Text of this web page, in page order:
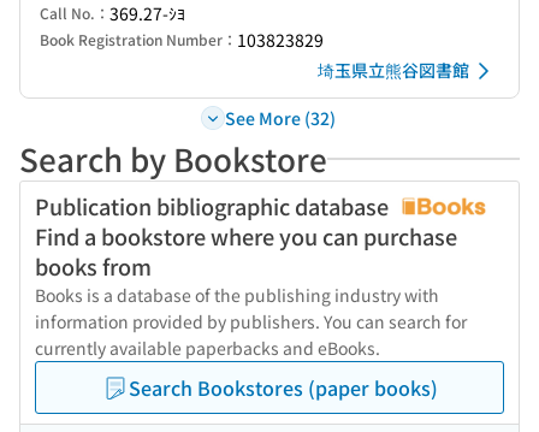
Call No.： 369.27-ｼﾖ
Book Registration Number： 103823829
埼玉県立熊谷図書館
See More (32)
Search by Bookstore
Publication bibliographic database
Find a bookstore where you can purchase
books from
Books is a database of the publishing industry with
information provided by publishers. You can search for
currently available paperbacks and eBooks.
Search Bookstores (paper books)